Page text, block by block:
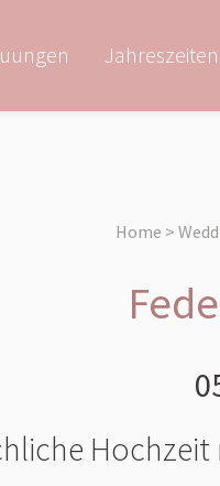
Jahreszeiten
Home >